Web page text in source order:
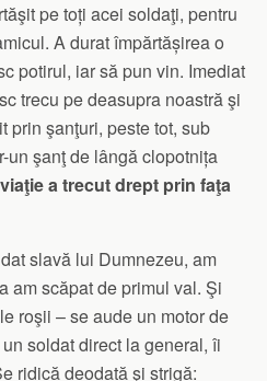
pe toți acei soldaţi, pentru
A durat împărtășirea o
potirul, iar să pun vin. Imediat
trecu pe deasupra noastră şi
prin şanţuri, peste tot, sub
un şanţ de lângă clopotnița
a trecut drept prin faţa
slavă lui Dumnezeu, am
am scăpat de primul val. Şi
roşii – se aude un motor de
soldat direct la general, îi
ridică deodată şi strigă: